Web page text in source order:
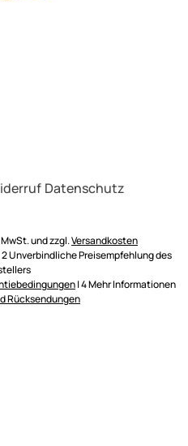
Datenschutz
und zzgl.Versandkosten
Unverbindliche Preisempfehlung des
| 4 Mehr Informationen
Rücksendungen